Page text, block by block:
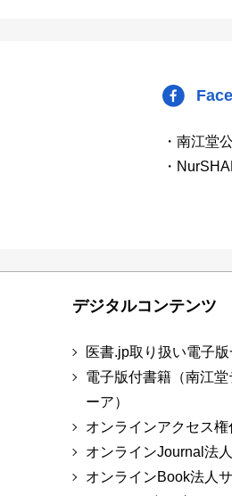
・南江堂
・
デジタルコンテンツ
医書.jp取り扱い電子版
電子版付書籍（南江堂
ーア）
オンラインアクセス
オンラインJournal法
オンラインBook法人